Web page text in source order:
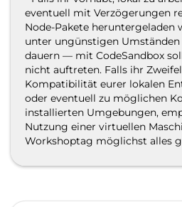
eventuell mit Verzögerungen
Node-Pakete heruntergeladen
unter ungünstigen
dauern — mit CodeSandbox
nicht auftreten. Falls ihr
Kompatibilität eurer lokalen
oder eventuell zu möglichen
installierten Umgebungen,
Nutzung einer virtuellen
Workshoptag möglichst alles